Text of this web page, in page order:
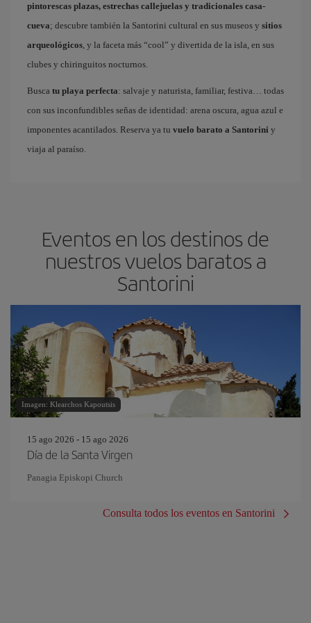
pintorescas plazas, estrechas callejuelas y tradicionales casa-
cueva; descubre también la Santorini cultural en sus museos y sitios
arqueológicos, y la faceta más “cool” y divertida de la isla, en sus
clubes y chiringuitos nocturnos.
Busca tu playa perfecta: salvaje y naturista, familiar, festiva… todas
con sus inconfundibles señas de identidad: arena oscura, agua azul e
imponentes acantilados. Reserva ya tu vuelo barato a Santorini y
viaja al paraíso.
Eventos en los destinos de
nuestros vuelos baratos a
Santorini
Imagen: Klearchos Kapoutsis
15 ago 2026 - 15 ago 2026
Día de la Santa Virgen
Panagia Episkopi Church
Consulta todos los eventos en Santorini